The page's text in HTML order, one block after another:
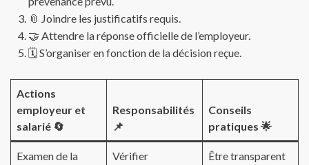
📎 Joindre les justificatifs requis.
🤝 Attendre la réponse officielle de l’employeur.
🗓️ S’organiser en fonction de la décision reçue.
Actions
employeur et
salarié 🔄
Responsabilités
📌
Conseils
pratiques 🌟
Examen de la
Vérifier
Être transparent